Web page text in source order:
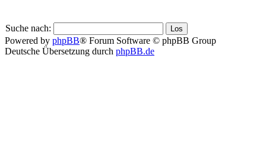
Suche nach:
Powered by phpBB® Forum Software © phpBB Group
Deutsche Übersetzung durch phpBB.de